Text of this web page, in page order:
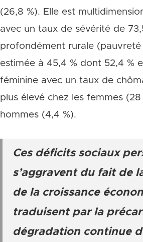
(26,8 %). Elle est
avec un taux de sévérité de
profondément rurale
estimée à 45,4 % dont 52,4 %
féminine avec un taux de
plus élevé chez les femmes
hommes (4,4 %).
Ces déficits sociaux
s’aggravent du fait de
de la croissance
traduisent par la
dégradation continue